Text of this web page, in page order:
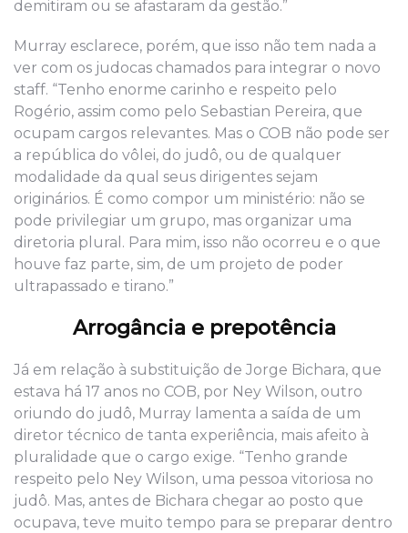
demitiram ou se afastaram da gestão.”
Murray esclarece, porém, que isso não tem nada a
ver com os judocas chamados para integrar o novo
staff. “Tenho enorme carinho e respeito pelo
Rogério, assim como pelo Sebastian Pereira, que
ocupam cargos relevantes. Mas o COB não pode ser
a república do vôlei, do judô, ou de qualquer
modalidade da qual seus dirigentes sejam
originários. É como compor um ministério: não se
pode privilegiar um grupo, mas organizar uma
diretoria plural. Para mim, isso não ocorreu e o que
houve faz parte, sim, de um projeto de poder
ultrapassado e tirano.”
Arrogância e prepotência
Já em relação à substituição de Jorge Bichara, que
estava há 17 anos no COB, por Ney Wilson, outro
oriundo do judô, Murray lamenta a saída de um
diretor técnico de tanta experiência, mais afeito à
pluralidade que o cargo exige. “Tenho grande
respeito pelo Ney Wilson, uma pessoa vitoriosa no
judô. Mas, antes de Bichara chegar ao posto que
ocupava, teve muito tempo para se preparar dentro